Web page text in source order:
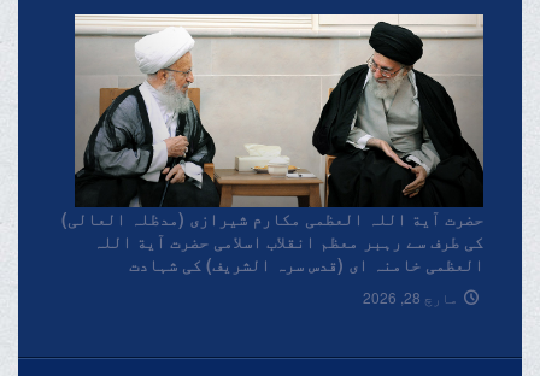
حضرت آیة اللہ العظمی مکارم شیرازی (مدظلہ العالی)
کی طرف سے رہبر معظم انقلاب اسلامی حضرت آیة اللہ
العظمی خامنہ ای (قدس سرہ الشریف) کی شہادت
پرتعزیتی پیغام۔
مارچ 28, 2026